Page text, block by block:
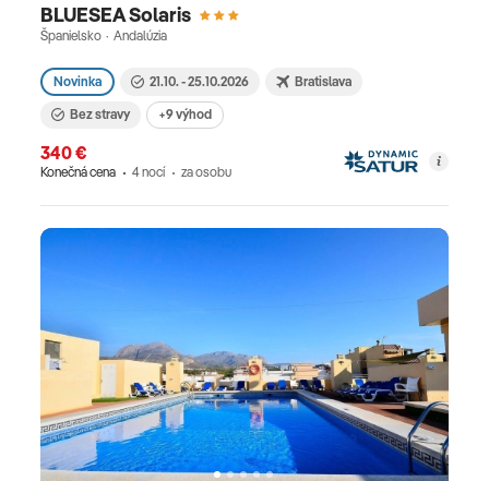
BLUESEA Solaris
Španielsko · Andalúzia
Novinka 21.10. - 25.10.2026 Bratislava
Bez stravy +9 výhod
340 €
Konečná cena 4 nocí za osobu